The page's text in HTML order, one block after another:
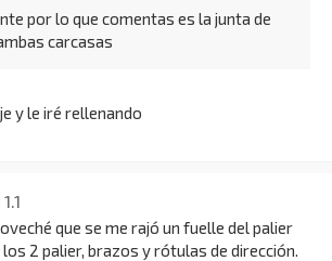
por lo que comentas es la junta de
carcasas
y le iré rellenando
que se me rajó un fuelle del palier
2 palier, brazos y rótulas de dirección.